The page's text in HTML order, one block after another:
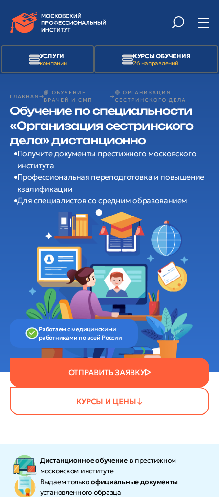
УСЛУГИ
компании
КУРСЫ ОБУЧЕНИЯ
26 направлений
ГЛАВНАЯ
📙 ОБУЧЕНИЕ
ВРАЧЕЙ И СМП
🟢 ОРГАНИЗАЦИЯ
СЕСТРИНСКОГО ДЕЛА
Обучение по специальности
«Организация сестринского
дела» дистанционно
Получите документы престижного московского
института
Профессиональная переподготовка и повышение
квалификации
Для специалистов со средним образованием
КУРСЫ И ЦЕНЫ
ОТПРАВИТЬ ЗАЯВКУ
Работаем с медицинскими
работниками по всей России
Дистанционное обучениев престижном
московском институте
Выдаем толькоофициальные документы
установленного образца